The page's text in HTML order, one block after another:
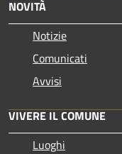
NOVITÀ
Notizie
Comunicati
Avvisi
VIVERE IL COMUNE
Luoghi